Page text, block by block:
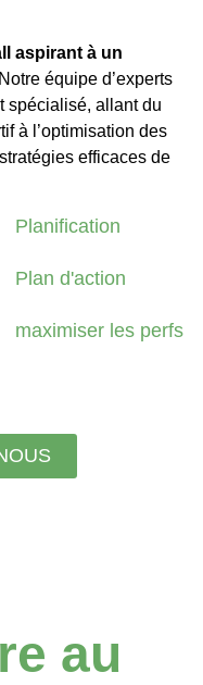
aspirant à un
équipe d’experts
spécialisé, allant du
à l’optimisation des
efficaces de
Planification
Plan d'action
maximiser les perfs
au